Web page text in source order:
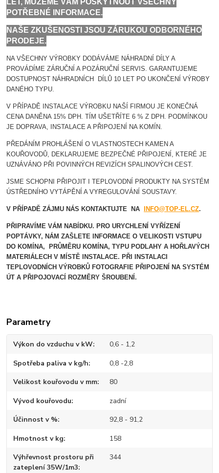
LET, MŮŽEME VÁM POSKYTNOUT VŠECHNY
POTŘEBNÉ INFORMACE.
NAŠE ZKUŠENOSTI JSOU ZÁRUKOU ODBORNÉHO
PRODEJE.
NA VŠECHNY VÝROBKY DODÁVÁME NÁHRADNÍ DÍLY A
PROVÁDÍME ZÁRUČNÍ A POZÁRUČNÍ SERVIS. GARANTUJEME
DOSTUPNOST NÁHRADNÍCH DÍLŮ 10 LET PO UKONČENÍ VÝROBY
DANÉHO TYPU.
V PŘÍPADĚ INSTALACE VÝROBKU NAŠÍ FIRMOU JE KONEČNÁ
CENA DANĚNA 15% DPH. TÍM UŠETŘÍTE 6 % Z DPH. PODMÍNKOU
JE DOPRAVA, INSTALACE A PŘIPOJENÍ NA KOMÍN.
PŘEDÁNÍM PROHLÁŠENÍ O VLASTNOSTECH KAMEN A
KOUŘOVODŮ, DEKLARUJEME BEZPEČNÉ PŘIPOJENÍ, KTERÉ JE
UZNÁVÁNO PŘI POVINNÝCH REVIZÍCH SPALINOVÝCH CEST.
JSME SCHOPNI PŘIPOJIT I TEPLOVODNÍ PRODUKTY NA SYSTÉM
ÚSTŘEDNÍHO VYTÁPĚNÍ A VYREGULOVÁNÍ SOUSTAVY.
V PŘÍPADĚ ZÁJMU NÁS KONTAKTUJTE NA INFO@TOP-EL.CZ.
PŘIPRAVÍME VÁM NABÍDKU. PRO URYCHLENÍ VYŘÍZENÍ
POPTÁVKY, NÁM ZAŠLETE INFORMACE O VELIKOSTI VSTUPU
DO KOMÍNA, PRŮMĚRU KOMÍNA, TYPU PODLAHY A HOŘLAVÝCH
MATERIÁLECH V MÍSTĚ INSTALACE. PŘI INSTALACI
TEPLOVODNÍCH VÝROBKŮ FOTOGRAFIE PŘIPOJENÍ NA SYSTÉM
ÚT A PŘIPOJOVACÍ ROZMĚRY ŠROUBENÍ.
Parametry
Výkon do vzduchu v kW 0,6 - 1,2
Spotřeba paliva v kg/h 0,8 -2,8
Velikost kouřovodu v mm 80
Vývod kouřovodu zadní
Účinnost v % 92,8 - 91,2
Hmotnost v kg 158
Výhřevnost prostoru při
zateplení 35W/1m3
344